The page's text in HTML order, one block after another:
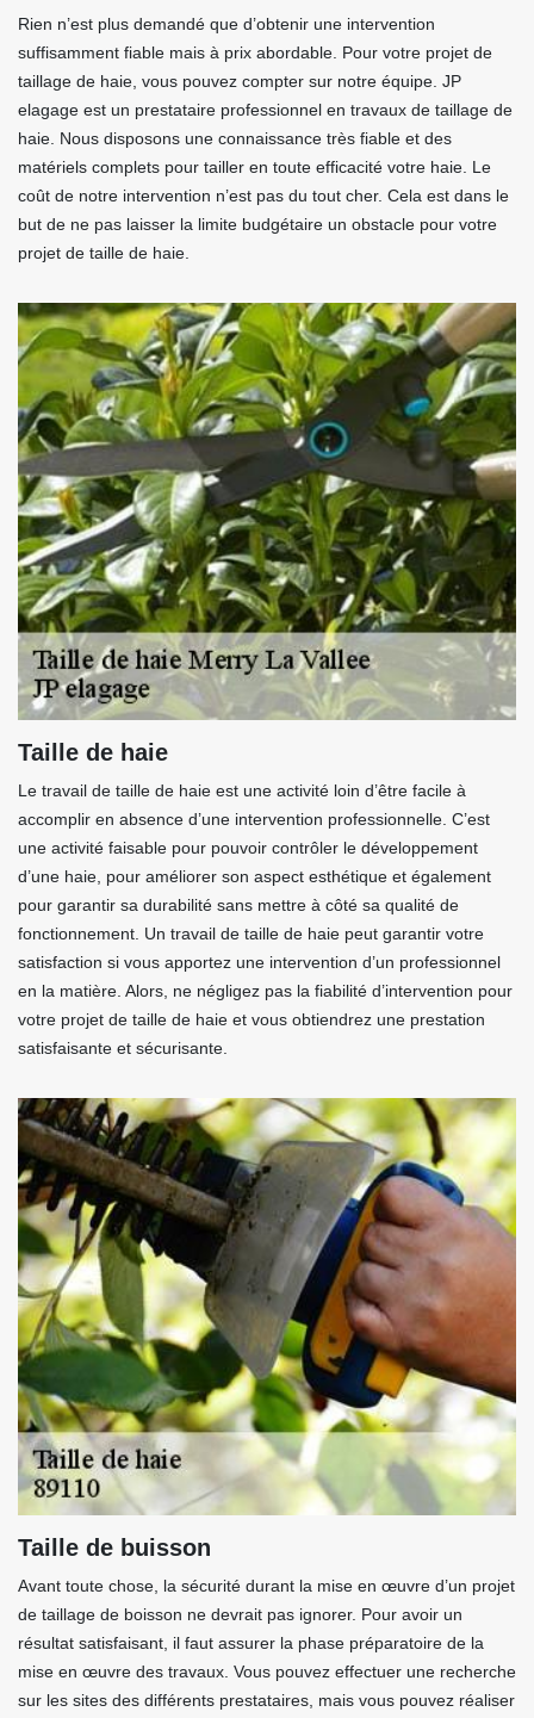
Rien n’est plus demandé que d’obtenir une intervention
suffisamment fiable mais à prix abordable. Pour votre projet de
taillage de haie, vous pouvez compter sur notre équipe. JP
elagage est un prestataire professionnel en travaux de taillage de
haie. Nous disposons une connaissance très fiable et des
matériels complets pour tailler en toute efficacité votre haie. Le
coût de notre intervention n’est pas du tout cher. Cela est dans le
but de ne pas laisser la limite budgétaire un obstacle pour votre
projet de taille de haie.
Taille de haie
Le travail de taille de haie est une activité loin d’être facile à
accomplir en absence d’une intervention professionnelle. C’est
une activité faisable pour pouvoir contrôler le développement
d’une haie, pour améliorer son aspect esthétique et également
pour garantir sa durabilité sans mettre à côté sa qualité de
fonctionnement. Un travail de taille de haie peut garantir votre
satisfaction si vous apportez une intervention d’un professionnel
en la matière. Alors, ne négligez pas la fiabilité d’intervention pour
votre projet de taille de haie et vous obtiendrez une prestation
satisfaisante et sécurisante.
Taille de buisson
Avant toute chose, la sécurité durant la mise en œuvre d’un projet
de taillage de boisson ne devrait pas ignorer. Pour avoir un
résultat satisfaisant, il faut assurer la phase préparatoire de la
mise en œuvre des travaux. Vous pouvez effectuer une recherche
sur les sites des différents prestataires, mais vous pouvez réaliser